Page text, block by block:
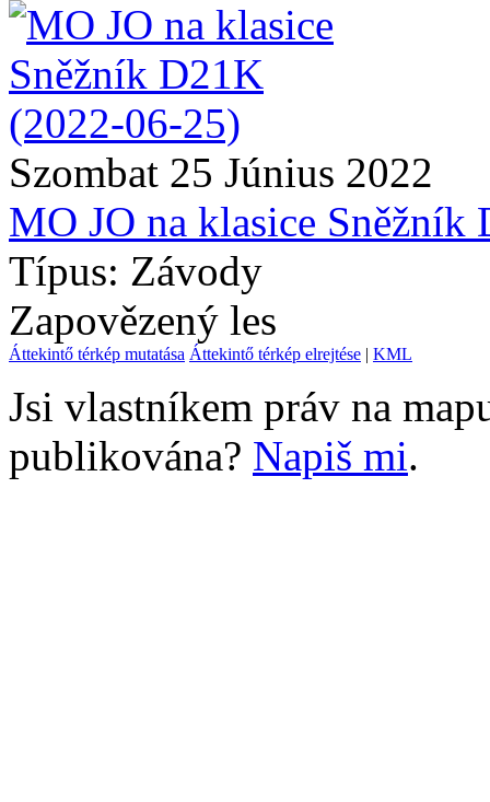
Szombat 25 Június 2022
MO JO na klasice Sněžník
Típus: Závody
Zapovězený les
Áttekintő térkép mutatása Áttekintő térkép elrejtése | KML
Jsi vlastníkem práv na
publikována? Napiš mi.